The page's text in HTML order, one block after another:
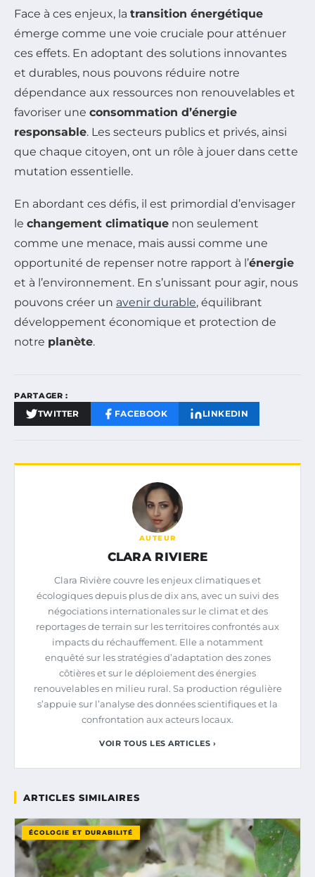
Face à ces enjeux, la transition énergétique
émerge comme une voie cruciale pour atténuer
ces effets. En adoptant des solutions innovantes
et durables, nous pouvons réduire notre
dépendance aux ressources non renouvelables et
favoriser une consommation d’énergie
responsable. Les secteurs publics et privés, ainsi
que chaque citoyen, ont un rôle à jouer dans cette
mutation essentielle.
En abordant ces défis, il est primordial d’envisager
le changement climatique non seulement
comme une menace, mais aussi comme une
opportunité de repenser notre rapport à l’énergie
et à l’environnement. En s’unissant pour agir, nous
pouvons créer un avenir durable, équilibrant
développement économique et protection de
notre planète.
PARTAGER :
TWITTER FACEBOOK LINKEDIN
AUTEUR
CLARA RIVIERE
Clara Rivière couvre les enjeux climatiques et
écologiques depuis plus de dix ans, avec un suivi des
négociations internationales sur le climat et des
reportages de terrain sur les territoires confrontés aux
impacts du réchauffement. Elle a notamment
enquêté sur les stratégies d’adaptation des zones
côtières et sur le déploiement des énergies
renouvelables en milieu rural. Sa production régulière
s’appuie sur l’analyse des données scientifiques et la
confrontation aux acteurs locaux.
VOIR TOUS LES ARTICLES ›
ARTICLES SIMILAIRES
ÉCOLOGIE ET DURABILITÉ